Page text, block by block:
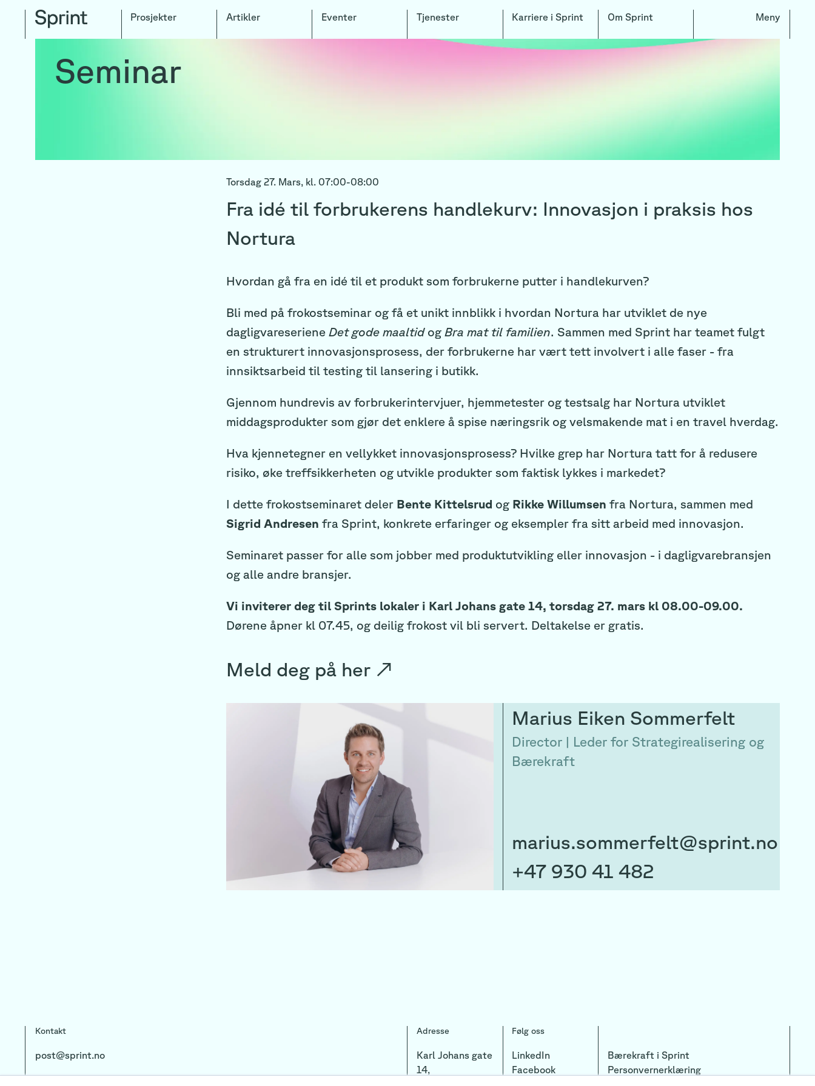
Om Sprint
Karriere i Sprint
Tjenester
Eventer
Artikler
Prosjekter Meny
Seminar
Torsdag 27. Mars,kl. 07:00-08:00
Fra idé til forbrukerens handlekurv: Innovasjon i praksis hos
Nortura
Hvordan gå fra en idé til et produkt som forbrukerne putter i handlekurven?
Bli med på frokostseminar og få et unikt innblikk i hvordan Nortura har utviklet de nye
dagligvareseriene Det gode maaltidog Bra mat til familien. Sammen med Sprint har teamet fulgt
en strukturert innovasjonsprosess, der forbrukerne har vært tett involvert i alle faser - fra
innsiktsarbeid til testing til lansering i butikk.
Gjennom hundrevis av forbrukerintervjuer, hjemmetester og testsalg har Nortura utviklet
middagsprodukter som gjør det enklere å spise næringsrik og velsmakende mat i en travel hverdag.
Hva kjennetegner en vellykket innovasjonsprosess? Hvilke grep har Nortura tatt for å redusere
risiko, øke treffsikkerheten og utvikle produkter som faktisk lykkes i markedet?
I dette frokostseminaret deler Bente Kittelsrud og Rikke Willumsen fra Nortura, sammen med
Sigrid Andresen fra Sprint, konkrete erfaringer og eksempler fra sitt arbeid med innovasjon.
Seminaret passer for alle som jobber med produktutvikling eller innovasjon - i dagligvarebransjen
og alle andre bransjer.
Vi inviterer deg til Sprints lokaler i Karl Johans gate 14, torsdag 27. mars kl 08.00-09.00.
Dørene åpner kl 07.45, og deilig frokost vil bli servert. Deltakelse er gratis.
Meld deg på her ↗
Marius Eiken Sommerfelt
Director | Leder for Strategirealisering og
Bærekraft
marius.sommerfelt@sprint.no
+47 930 41 482
Kontakt
post@sprint.no
Adresse
Karl Johans gate
14,
Følg oss
LinkedIn
Facebook
Bærekraft i Sprint
Personvernerklæring